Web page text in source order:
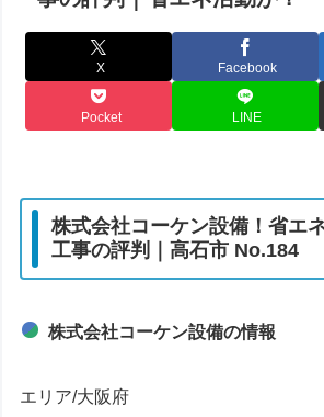
X Facebook
Pocket LINE
株式会社コーケン設備！省エ
工事の評判｜高石市 No.184
株式会社コーケン設備の情報
エリア/大阪府